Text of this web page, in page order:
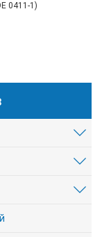
0411-1)